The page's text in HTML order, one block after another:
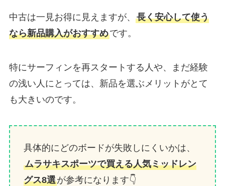
中古は一見お得に見えますが、 長く安心して使う
なら新品購入がおすすめです。
特にサーフィンを再スタートする人や、まだ経験
の浅い人にとっては、新品を選ぶメリットがとて
も大きいのです。
具体的にどのボードが失敗しにくいかは、
ムラサキスポーツで買える人気ミッドレン
グス8選が参考になります👇